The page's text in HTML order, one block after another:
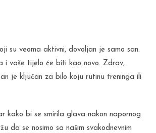
su veoma aktivni, dovoljan je samo san.
i vaše tijelo će biti kao novo. Zdrav,
je ključan za bilo koju rutinu treninga ili
kako bi se smirila glava nakon napornog
da se nosimo sa našim svakodnevnim